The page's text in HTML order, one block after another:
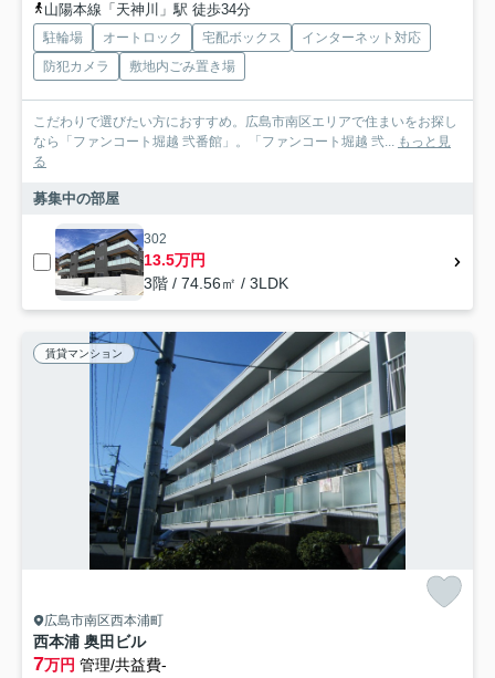
山陽本線「天神川」駅 徒歩34分
駐輪場 オートロック 宅配ボックス
インターネット対応
防犯カメラ
敷地内ごみ置き場
こだわりで選びたい方におすすめ。広島市南区エリアで住まいをお探し
なら「ファンコート堀越 弐番館」。「ファンコート堀越 弐... もっと見
る
募集中の部屋
302
13.5万円
3階 / 74.56㎡ / 3LDK
賃貸マンション
広島市南区西本浦町
西本浦 奥田ビル
7万円 管理/共益費-